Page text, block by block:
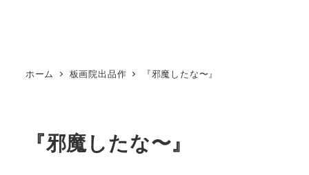
ホーム 板画院出品作 『邪魔したな〜』
『邪魔したな〜』